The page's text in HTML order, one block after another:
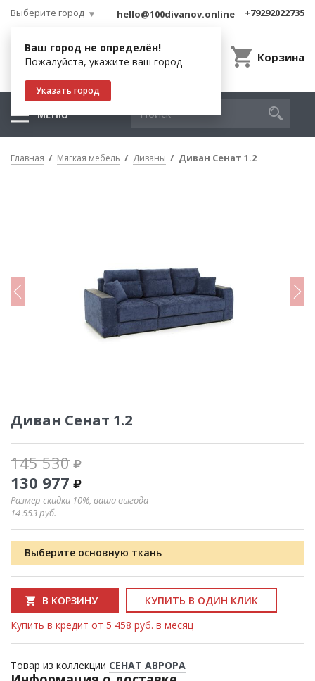
Выберите город
Ваш город не определён!
Пожалуйста, укажите ваш город
Указать город
hello@100divanov.online +79292022735
Корзина
МЕНЮ
Главная Мягкая мебель Диваны Диван Сенат 1.2
Диван Сенат 1.2
145 530
130 977
Размер скидки 10%, ваша выгода
14 553руб.
Выберите основную ткань
В КОРЗИНУ
КУПИТЬ В ОДИН КЛИК
Купить в кредит от 5 458 руб. в месяц
Товар из коллекции СЕНАТ АВРОРА